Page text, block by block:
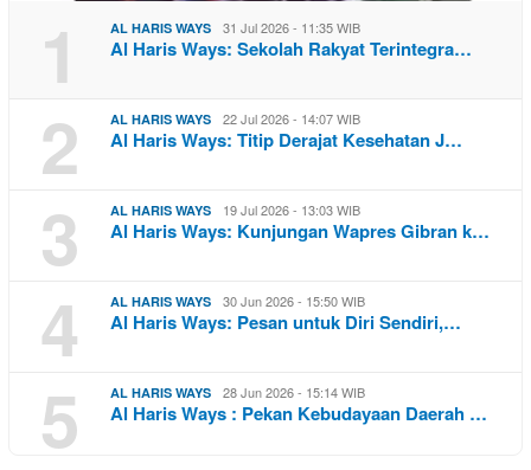
1 AL HARIS WAYS 31 Jul 2026 - 11:35 WIB
Al Haris Ways: Sekolah Rakyat Terintegra…
2 AL HARIS WAYS 22 Jul 2026 - 14:07 WIB
Al Haris Ways: Titip Derajat Kesehatan J…
3 AL HARIS WAYS 19 Jul 2026 - 13:03 WIB
Al Haris Ways: Kunjungan Wapres Gibran k…
4 AL HARIS WAYS 30 Jun 2026 - 15:50 WIB
Al Haris Ways: Pesan untuk Diri Sendiri,…
5 AL HARIS WAYS 28 Jun 2026 - 15:14 WIB
Al Haris Ways : Pekan Kebudayaan Daerah …